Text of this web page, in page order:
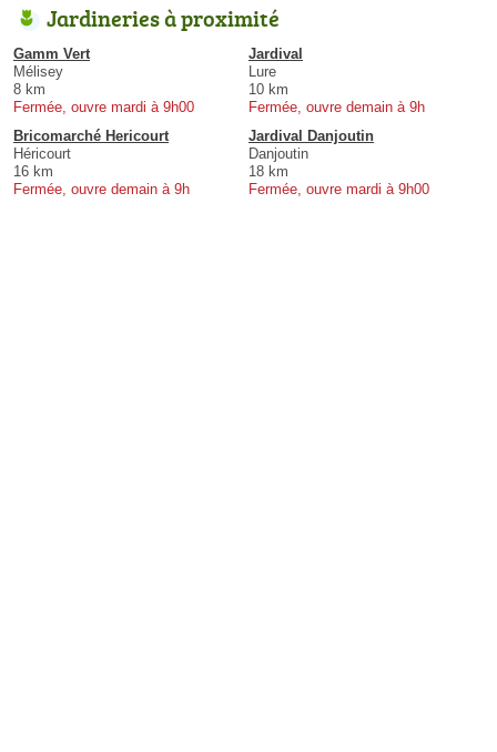
Jardineries à proximité
Gamm Vert
Mélisey
8 km
Fermée, ouvre mardi à 9h00
Jardival
Lure
10 km
Fermée, ouvre demain à 9h
Bricomarché Hericourt
Héricourt
16 km
Fermée, ouvre demain à 9h
Jardival Danjoutin
Danjoutin
18 km
Fermée, ouvre mardi à 9h00